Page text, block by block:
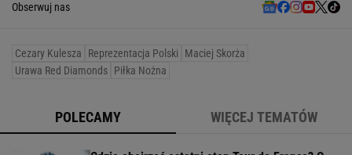
Obserwuj nas
Cezary Kulesza Reprezentacja Polski
Maciej Skorża
Urawa Red Diamonds Piłka Nożna
POLECAMY WIĘCEJ TEMATÓW